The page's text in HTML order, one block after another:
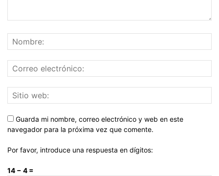
Guarda mi nombre, correo electrónico y web en este
navegador para la próxima vez que comente.
Por favor, introduce una respuesta en dígitos:
14 − 4 =